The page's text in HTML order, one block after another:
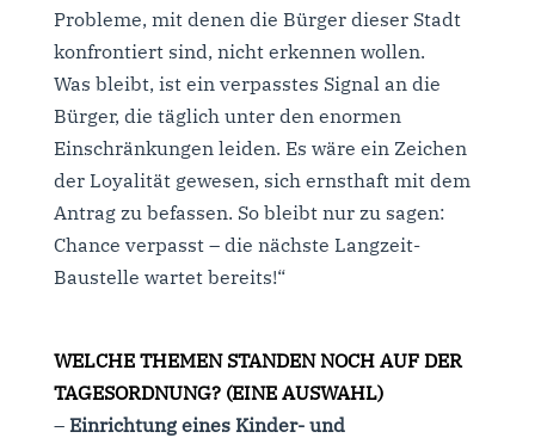
Probleme, mit denen die Bürger dieser Stadt
konfrontiert sind, nicht erkennen wollen.
Was bleibt, ist ein verpasstes Signal an die
Bürger, die täglich unter den enormen
Einschränkungen leiden. Es wäre ein Zeichen
der Loyalität gewesen, sich ernsthaft mit dem
Antrag zu befassen. So bleibt nur zu sagen:
Chance verpasst – die nächste Langzeit-
Baustelle wartet bereits!“
WELCHE THEMEN STANDEN NOCH AUF DER
TAGESORDNUNG? (EINE AUSWAHL)
– Einrichtung eines Kinder- und